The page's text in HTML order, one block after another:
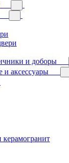
и доборы
аксессуары
керамогранит